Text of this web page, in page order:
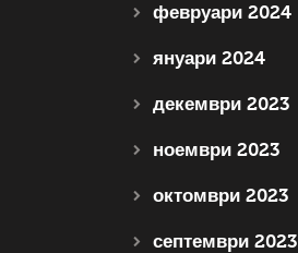
февруари 2024
януари 2024
декември 2023
ноември 2023
октомври 2023
септември 2023